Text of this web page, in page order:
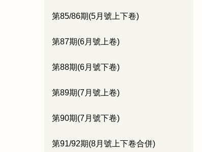
第85/86期(5月號上下卷)
第87期(6月號上卷)
第88期(6月號下卷)
第89期(7月號上卷)
第90期(7月號下卷)
第91/92期(8月號上下卷合併)